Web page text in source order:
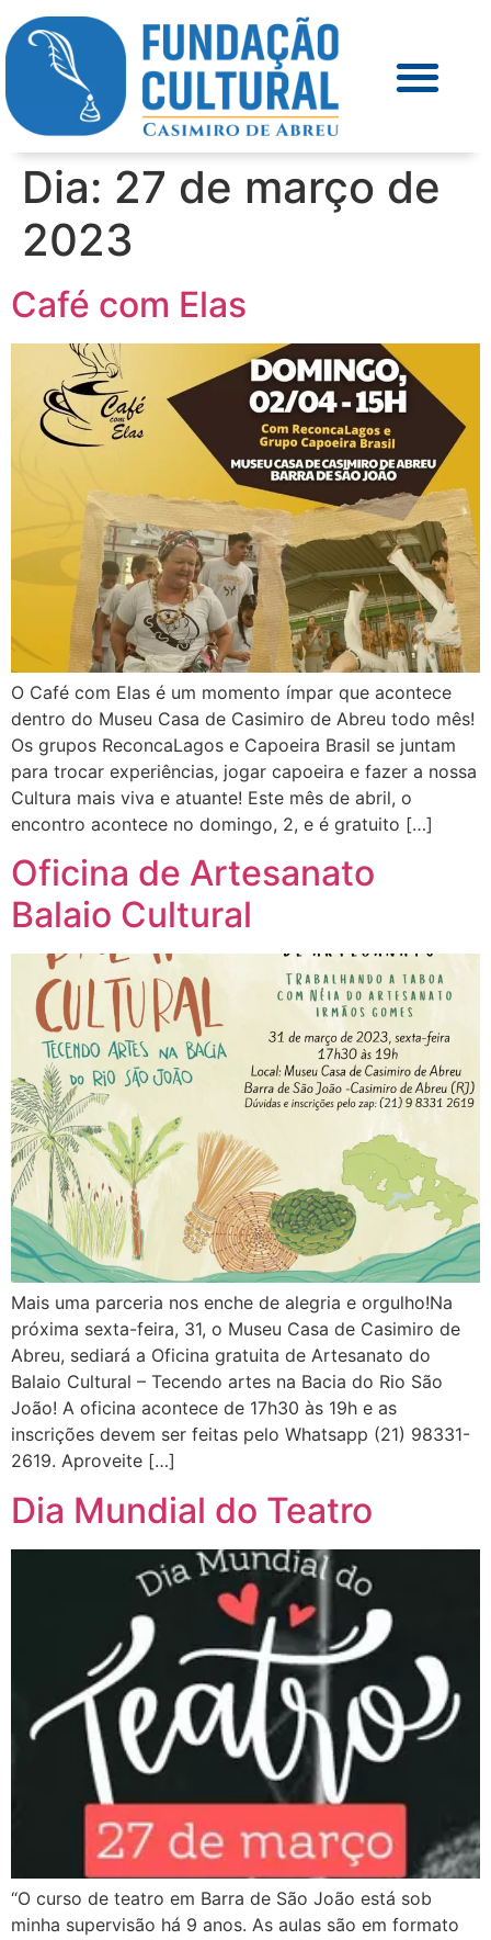
Dia: 27 de março de
2023
Café com Elas
O Café com Elas é um momento ímpar que acontece
dentro do Museu Casa de Casimiro de Abreu todo mês!
Os grupos ReconcaLagos e Capoeira Brasil se juntam
para trocar experiências, jogar capoeira e fazer a nossa
Cultura mais viva e atuante! Este mês de abril, o
encontro acontece no domingo, 2, e é gratuito […]
Oficina de Artesanato
Balaio Cultural
Mais uma parceria nos enche de alegria e orgulho!Na
próxima sexta-feira, 31, o Museu Casa de Casimiro de
Abreu, sediará a Oficina gratuita de Artesanato do
Balaio Cultural – Tecendo artes na Bacia do Rio São
João! A oficina acontece de 17h30 às 19h e as
inscrições devem ser feitas pelo Whatsapp (21) 98331-
2619. Aproveite […]
Dia Mundial do Teatro
“O curso de teatro em Barra de São João está sob
minha supervisão há 9 anos. As aulas são em formato